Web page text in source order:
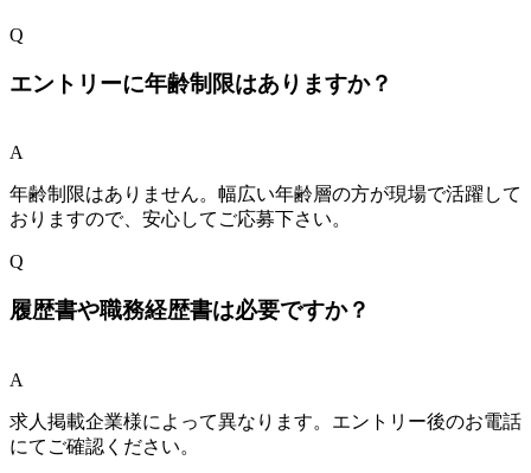
Q
エントリーに年齢制限はありますか？
A
年齢制限はありません。幅広い年齢層の方が現場で活躍して
おりますので、安心してご応募下さい。
Q
履歴書や職務経歴書は必要ですか？
A
求人掲載企業様によって異なります。エントリー後のお電話
にてご確認ください。